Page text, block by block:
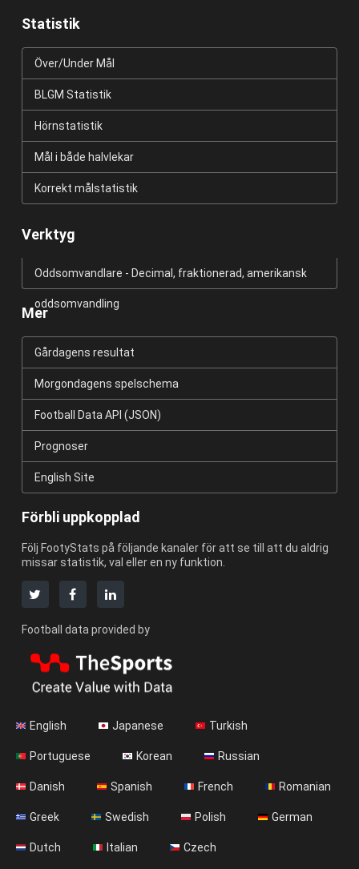
Statistik
Över/Under Mål
BLGM Statistik
Hörnstatistik
Mål i både halvlekar
Korrekt målstatistik
Verktyg
Oddsomvandlare - Decimal, fraktionerad, amerikansk
oddsomvandling
Mer
Gårdagens resultat
Morgondagens spelschema
Football Data API (JSON)
Prognoser
English Site
Förbli uppkopplad
Följ FootyStats på följande kanaler för att se till att du aldrig
missar statistik, val eller en ny funktion.
Football data provided by
English Japanese Turkish
Portuguese Korean Russian
Danish Spanish French Romanian
Greek Swedish Polish German
Dutch Italian Czech